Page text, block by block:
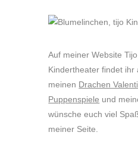
Auf meiner Website
Kindertheater findet ihr
meinen Drachen
Puppenspiele und
wünsche euch viel
meiner Seite.